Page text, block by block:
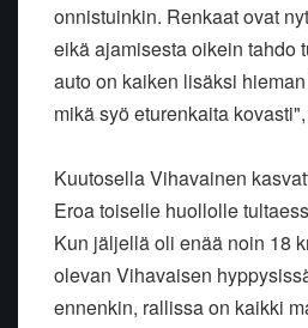
onnistuinkin. Renkaat ovat
eikä ajamisesta oikein tahdo
auto on kaiken lisäksi
mikä syö eturenkaita
Kuutosella Vihavainen
Eroa toiselle huollolle
Kun jäljellä oli enää noin 18
olevan Vihavaisen
ennenkin, rallissa on kaikki